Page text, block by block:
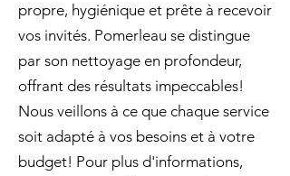
propre, hygiénique et prête à recevoir
vos invités. Pomerleau se distingue
par son nettoyage en profondeur,
offrant des résultats impeccables!
Nous veillons à ce que chaque service
soit adapté à vos besoins et à votre
budget! Pour plus d'informations,